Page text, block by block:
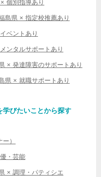
個別指導あり
島県 × 指定校推薦あり
ベントあり
ンタルサポートあり
× 発達障害のサポートあり
県 × 就職サポートあり
学びたいことから探す
）
・芸能
× 調理・パティシエ